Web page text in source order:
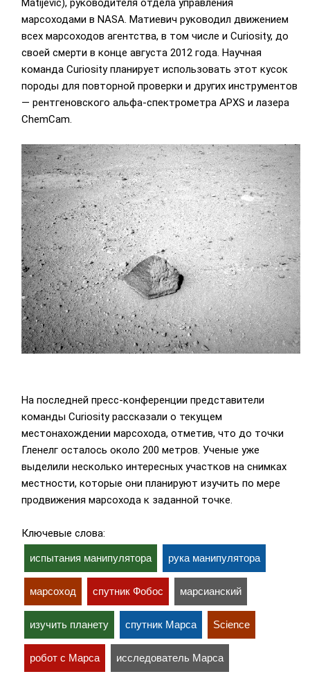
Matijevic), руководителя отдела управления
марсоходами в NASA. Матиевич руководил движением
всех марсоходов агентства, в том числе и Curiosity, до
своей смерти в конце августа 2012 года. Научная
команда Curiosity планирует использовать этот кусок
породы для повторной проверки и других инструментов
— рентгеновского альфа-спектрометра APXS и лазера
СhemCam.
На последней пресс-конференции представители
команды Curiosity рассказали о текущем
местонахождении марсохода, отметив, что до точки
Гленелг осталось около 200 метров. Ученые уже
выделили несколько интересных участков на снимках
местности, которые они планируют изучить по мере
продвижения марсохода к заданной точке.
Ключевые слова:
испытания манипулятора рука манипулятора
марсоход спутник Фобос марсианский
изучить планету спутник Марса Science
робот с Марса исследователь Марса